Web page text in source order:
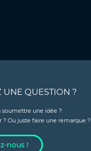
UNE QUESTION ?
soumettre une idée ?
? Ou juste faire une remarque ?
nous !